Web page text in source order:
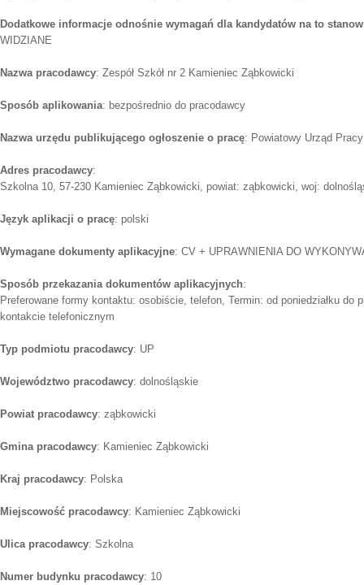
Dodatkowe informacje odnośnie wymagań dla kandydatów na to
WIDZIANE
Nazwa pracodawcy: Zespół Szkół nr 2 Kamieniec Ząbkowicki
Sposób aplikowania: bezpośrednio do pracodawcy
Nazwa urzędu publikującego ogłoszenie o pracę: Powiatowy Urząd
Adres pracodawcy:
Szkolna 10, 57-230 Kamieniec Ząbkowicki, powiat: ząbkowicki, woj:
Język aplikacji o pracę: polski
Wymagane dokumenty aplikacyjne: CV + UPRAWNIENIA DO
Sposób przekazania dokumentów aplikacyjnych:
Preferowane formy kontaktu: osobiście, telefon, Termin: od poniedziałku do
kontakcie telefonicznym
Typ podmiotu pracodawcy: UP
Województwo pracodawcy: dolnośląskie
Powiat pracodawcy: ząbkowicki
Gmina pracodawcy: Kamieniec Ząbkowicki
Kraj pracodawcy: Polska
Miejscowość pracodawcy: Kamieniec Ząbkowicki
Ulica pracodawcy: Szkolna
Numer budynku pracodawcy: 10